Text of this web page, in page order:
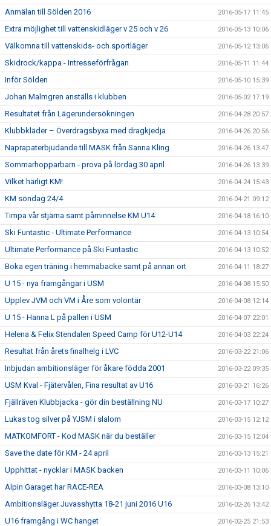
Anmälan till Sölden 2016 2016-05-17 11:45
Extra möjlighet till vattenskidläger v 25 och v 26 2016-05-13 10:06
Välkomna till vattenskids- och sportläger 2016-05-12 13:06
Skidrock/kappa - Intresseförfrågan 2016-05-11 11:44
Inför Sölden 2016-05-10 15:39
Johan Malmgren anställs i klubben 2016-05-02 17:19
Resultatet från Lägerundersökningen 2016-04-28 20:57
Klubbkläder – Överdragsbyxa med dragkjedja 2016-04-26 20:56
Naprapaterbjudande till MASK från Sanna Kling 2016-04-26 13:47
Sommarhopparbarn - prova på lördag 30 april 2016-04-26 13:39
Vilket härligt KM! 2016-04-24 15:43
KM söndag 24/4 2016-04-21 09:12
Timpa vår stjärna samt påminnelse KM U14 2016-04-18 16:10
Ski Funtastic - Ultimate Performance 2016-04-13 10:54
Ultimate Performance på Ski Funtastic 2016-04-13 10:52
Boka egen träning i hemmabacke samt på annan ort 2016-04-11 18:27
U 15 - nya framgångar i USM 2016-04-08 15:50
Upplev JVM och VM i Åre som volontär 2016-04-08 12:14
U 15 - Hanna L på pallen i USM 2016-04-07 22:01
Helena & Felix Stendalen Speed Camp för U12-U14 2016-04-03 22:24
Resultat från årets finalhelg i LVC 2016-03-22 21:06
Inbjudan ambitionsläger för åkare födda 2001 2016-03-22 09:35
USM Kval - Fjätervålen, Fina resultat av U16 2016-03-21 16:26
Fjällräven Klubbjacka - gör din beställning NU 2016-03-17 10:27
Lukas tog silver på YJSM i slalom 2016-03-15 12:12
MATKOMFORT - Kod MASK när du beställer 2016-03-15 12:04
Save the date för KM - 24 april 2016-03-13 15:21
Upphittat - nycklar i MASK backen 2016-03-11 10:06
Alpin Garaget har RACE-REA 2016-03-08 13:10
Ambitionsläger Juvasshytta 18-21 juni 2016 U16 2016-02-26 13:42
U16 framgång i WC hanget 2016-02-25 21:53